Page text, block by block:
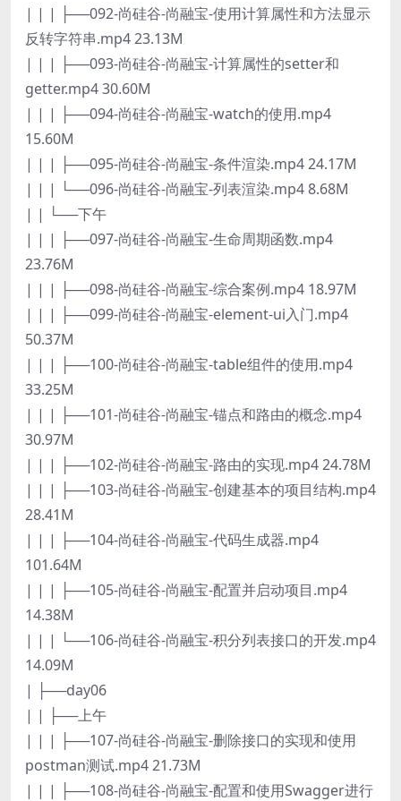
| | | ├──092-尚硅谷-尚融宝-使用计算属性和方法显示
反转字符串.mp4 23.13M
| | | ├──093-尚硅谷-尚融宝-计算属性的setter和
getter.mp4 30.60M
| | | ├──094-尚硅谷-尚融宝-watch的使用.mp4
15.60M
| | | ├──095-尚硅谷-尚融宝-条件渲染.mp4 24.17M
| | | └──096-尚硅谷-尚融宝-列表渲染.mp4 8.68M
| | └──下午
| | | ├──097-尚硅谷-尚融宝-生命周期函数.mp4
23.76M
| | | ├──098-尚硅谷-尚融宝-综合案例.mp4 18.97M
| | | ├──099-尚硅谷-尚融宝-element-ui入门.mp4
50.37M
| | | ├──100-尚硅谷-尚融宝-table组件的使用.mp4
33.25M
| | | ├──101-尚硅谷-尚融宝-锚点和路由的概念.mp4
30.97M
| | | ├──102-尚硅谷-尚融宝-路由的实现.mp4 24.78M
| | | ├──103-尚硅谷-尚融宝-创建基本的项目结构.mp4
28.41M
| | | ├──104-尚硅谷-尚融宝-代码生成器.mp4
101.64M
| | | ├──105-尚硅谷-尚融宝-配置并启动项目.mp4
14.38M
| | | └──106-尚硅谷-尚融宝-积分列表接口的开发.mp4
14.09M
| ├──day06
| | ├──上午
| | | ├──107-尚硅谷-尚融宝-删除接口的实现和使用
postman测试.mp4 21.73M
| | | ├──108-尚硅谷-尚融宝-配置和使用Swagger进行